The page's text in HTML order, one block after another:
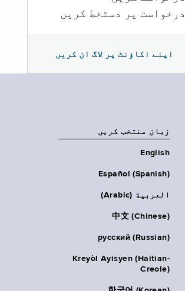
درخواست پر دستخط کریں
اپنے اکاؤنٹ پر لاگ ان کریں
زبان منتخب کریں
English
Español (Spanish)
العربية (Arabic)
中文 (Chinese)
русский (Russian)
Kreyòl Ayisyen (Haitian-
Creole)